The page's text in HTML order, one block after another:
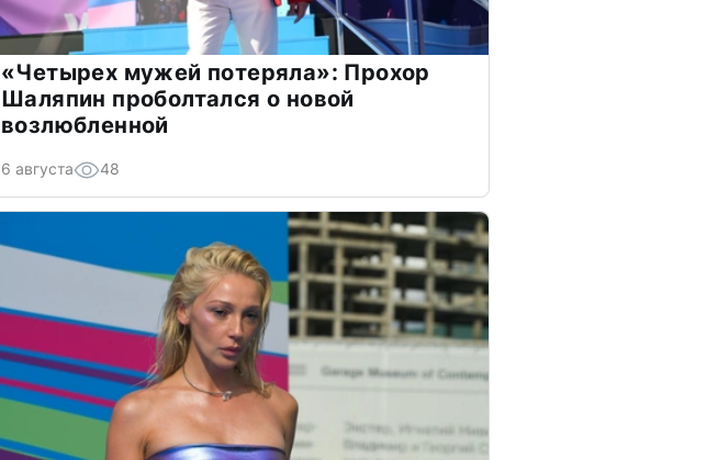
«Четырех мужей потеряла»: Прохор
Шаляпин проболтался о новой
возлюбленной
6 августа 48